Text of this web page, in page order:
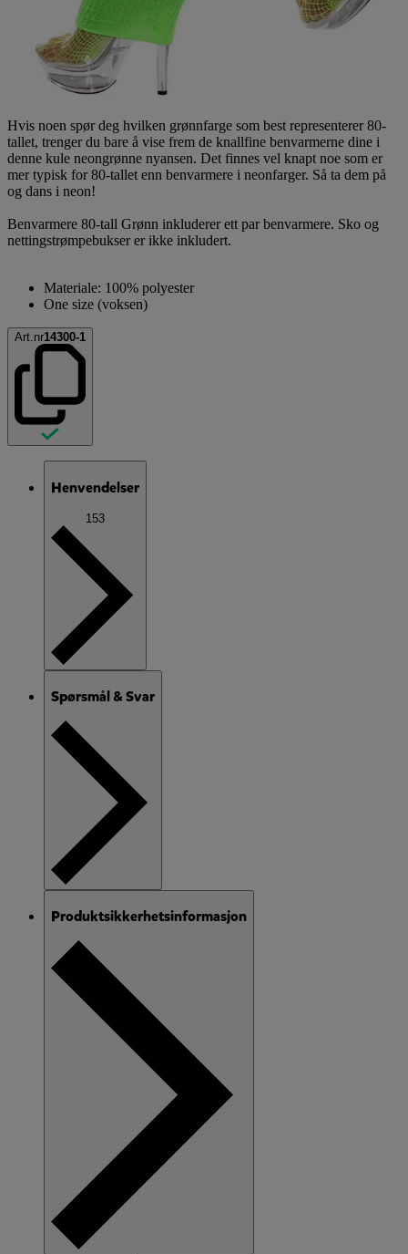
Hvis noen spør deg hvilken grønnfarge som best representerer 80-
tallet, trenger du bare å vise frem de knallfine benvarmerne dine i
denne kule neongrønne nyansen. Det finnes vel knapt noe som er
mer typisk for 80-tallet enn benvarmere i neonfarger. Så ta dem på
og dans i neon!
Benvarmere 80-tall Grønn inkluderer ett par benvarmere. Sko og
nettingstrømpebukser er ikke inkludert.
Materiale: 100% polyester
One size (voksen)
Art.nr14300-1
Henvendelser
153
Spørsmål & Svar
Produktsikkerhetsinformasjon